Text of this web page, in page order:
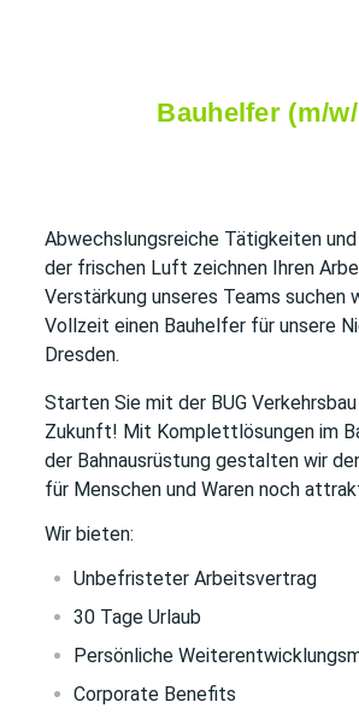
Bauhelfer (m/
Abwechslungsreiche Tätigkeiten
der frischen Luft zeichnen Ihren
Verstärkung unseres Teams suchen
Vollzeit einen Bauhelfer für unsere
Dresden.
Starten Sie mit der BUG Verkehrsbau
Zukunft! Mit Komplettlösungen im
der Bahnausrüstung gestalten wir
für Menschen und Waren noch
Wir bieten:
Unbefristeter Arbeitsvertrag
30 Tage Urlaub
Persönliche
Corporate Benefits